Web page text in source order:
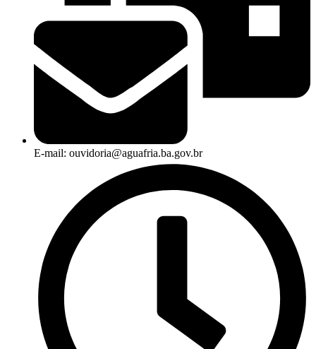
E-mail: ouvidoria@aguafria.ba.gov.br